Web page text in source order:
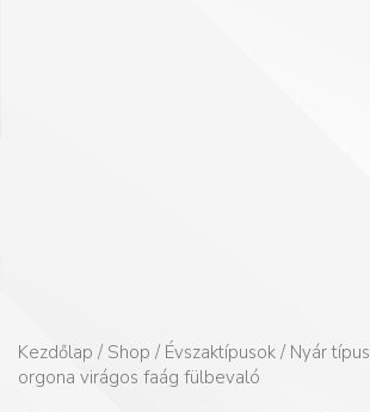
Kezdőlap / Shop / Évszaktípusok / Nyár típus
orgona virágos faág fülbevaló